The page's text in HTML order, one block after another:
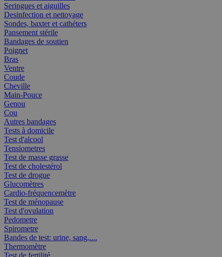
Seringues et aiguilles
Desinfection et nettoyage
Sondes, baxter et cathéters
Pansement stérile
Bandages de soutien
Poignet
Bras
Ventre
Coude
Cheville
Main-Pouce
Genou
Cou
Autres bandages
Tests à domicile
Test d'alcool
Tensiometres
Test de masse grasse
Test de cholestérol
Test de drogue
Glucomètres
Cardio-fréquencemètre
Test de ménopause
Test d'ovulation
Pedometre
Spirometre
Bandes de test: urine, sang,....
Thermomètre